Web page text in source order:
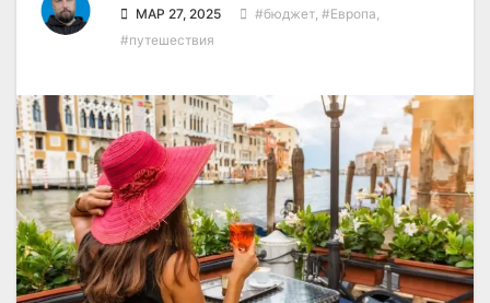
МАР 27, 2025 #бюджет, #Европа,
#путешествия